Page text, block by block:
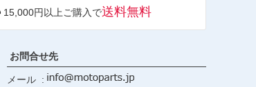
へ
15,000円以上ご購入で送料無料
お問合せ先
メール